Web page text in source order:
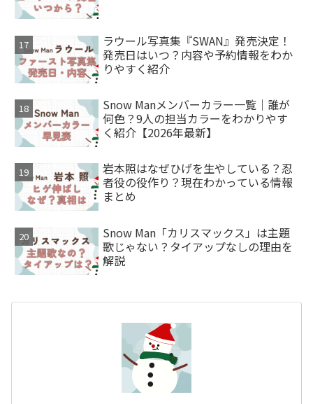
ラウール写真集『SWAN』発売決定！
発売日はいつ？内容や予約情報をわか
りやすく紹介
Snow Manメンバーカラー一覧｜誰が
何色？9人の担当カラーをわかりやす
く紹介【2026年最新】
岩本照はなぜひげを生やしている？忍
者役の役作り？現在わかっている情報
まとめ
Snow Man「カリスマックス」は主題
歌じゃない？タイアップなしの理由を
解説